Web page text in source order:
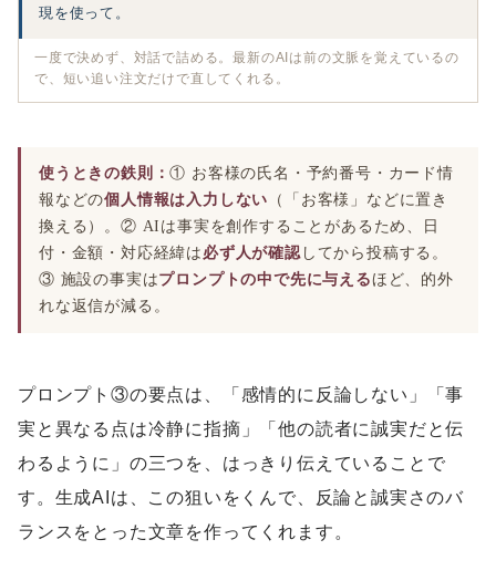
現を使って。
一度で決めず、対話で詰める。最新のAIは前の文脈を覚えているの
で、短い追い注文だけで直してくれる。
使うときの鉄則：① お客様の氏名・予約番号・カード情
報などの個人情報は入力しない （「お客様」などに置き
換える）。② AIは事実を創作することがあるため、日
付・金額・対応経緯は 必ず人が確認してから投稿する。
③ 施設の事実はプロンプトの中で先に与えるほど、的外
れな返信が減る。
プロンプト③の要点は、「感情的に反論しない」「事
実と異なる点は冷静に指摘」「他の読者に誠実だと伝
わるように」の三つを、はっきり伝えていることで
す。生成AIは、この狙いをくんで、反論と誠実さのバ
ランスをとった文章を作ってくれます。